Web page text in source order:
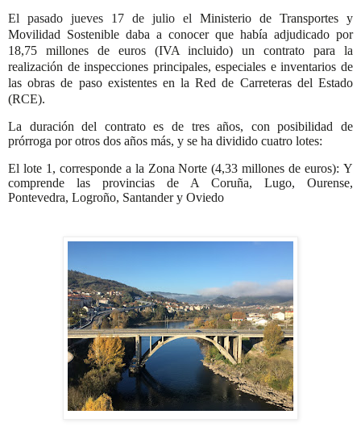
El pasado jueves 17 de julio el Ministerio de Transportes y
Movilidad Sostenible daba a conocer que había adjudicado por
18,75 millones de euros (IVA incluido) un contrato para la
realización de inspecciones principales, especiales e inventarios de
las obras de paso existentes en la Red de Carreteras del Estado
(RCE).
La duración del contrato es de tres años, con posibilidad de
prórroga por otros dos años más, y se ha dividido cuatro lotes:
El lote 1, corresponde a la Zona Norte (4,33 millones de euros): Y
comprende
las provincias de A Coruña, Lugo, Ourense,
Pontevedra, Logroño, Santander y Oviedo